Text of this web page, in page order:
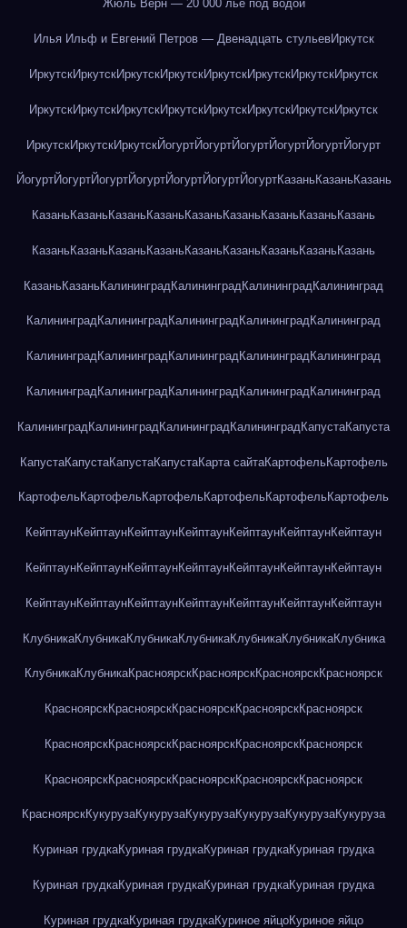
Жюль Верн — 20 000 лье под водой
Илья Ильф и Евгений Петров — Двенадцать стульевИркутск
ИркутскИркутскИркутскИркутскИркутскИркутскИркутскИркутск
ИркутскИркутскИркутскИркутскИркутскИркутскИркутскИркутск
ИркутскИркутскИркутскЙогуртЙогуртЙогуртЙогуртЙогуртЙогурт
ЙогуртЙогуртЙогуртЙогуртЙогуртЙогуртЙогуртКазаньКазаньКазань
КазаньКазаньКазаньКазаньКазаньКазаньКазаньКазаньКазань
КазаньКазаньКазаньКазаньКазаньКазаньКазаньКазаньКазань
КазаньКазаньКалининградКалининградКалининградКалининград
КалининградКалининградКалининградКалининградКалининград
КалининградКалининградКалининградКалининградКалининград
КалининградКалининградКалининградКалининградКалининград
Калининград Калининград Калининград Калининград КапустаКапуста
КапустаКапустаКапустаКапустаКарта сайтаКартофельКартофель
КартофельКартофельКартофельКартофельКартофельКартофель
КейптаунКейптаунКейптаунКейптаунКейптаунКейптаунКейптаун
КейптаунКейптаунКейптаунКейптаунКейптаунКейптаунКейптаун
КейптаунКейптаунКейптаунКейптаунКейптаунКейптаунКейптаун
КлубникаКлубникаКлубникаКлубникаКлубникаКлубникаКлубника
КлубникаКлубникаКрасноярскКрасноярскКрасноярскКрасноярск
КрасноярскКрасноярскКрасноярскКрасноярскКрасноярск
КрасноярскКрасноярскКрасноярскКрасноярскКрасноярск
КрасноярскКрасноярскКрасноярскКрасноярскКрасноярск
КрасноярскКукурузаКукурузаКукурузаКукурузаКукурузаКукуруза
Куриная грудкаКуриная грудкаКуриная грудкаКуриная грудка
Куриная грудкаКуриная грудкаКуриная грудкаКуриная грудка
Куриная грудкаКуриная грудкаКуриное яйцоКуриное яйцо